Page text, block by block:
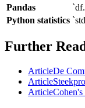
Pandas
Python statistics
Further
ArticleDe
Article
Article